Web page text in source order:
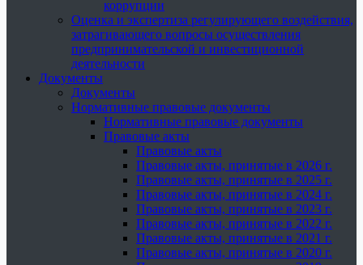
коррупции
Оценка и экспертиза регулирующего воздействия,
затрагивающего вопросы осуществления
предпринимательской и инвестиционной
деятельности
Документы
Документы
Нормативные правовые документы
Нормативные правовые документы
Правовые акты
Правовые акты
Правовые акты, принятые в 2026 г.
Правовые акты, принятые в 2025 г.
Правовые акты, принятые в 2024 г.
Правовые акты, принятые в 2023 г.
Правовые акты, принятые в 2022 г.
Правовые акты, принятые в 2021 г.
Правовые акты, принятые в 2020 г.